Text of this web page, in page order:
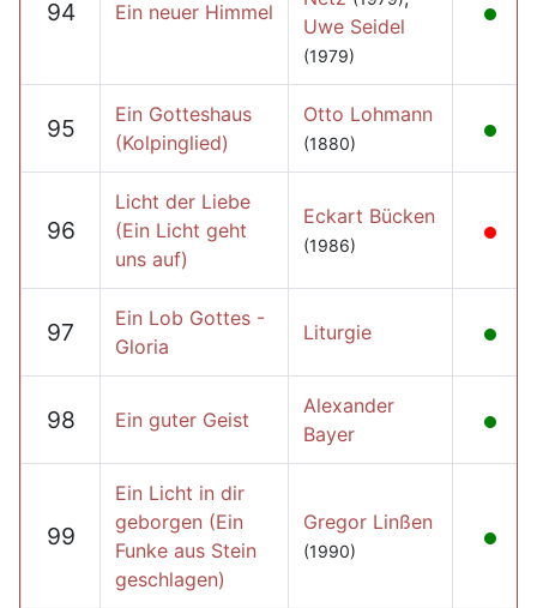
94 Ein neuer Himmel
Uwe Seidel
(1979)
95
Ein Gotteshaus
(Kolpinglied)
Otto Lohmann
(1880)
96
Licht der Liebe
(Ein Licht geht
uns auf)
Eckart Bücken
(1986)
97
Ein Lob Gottes -
Gloria
Liturgie
98 Ein guter Geist
Alexander
Bayer
99
Ein Licht in dir
geborgen (Ein
Funke aus Stein
geschlagen)
Gregor Linßen
(1990)